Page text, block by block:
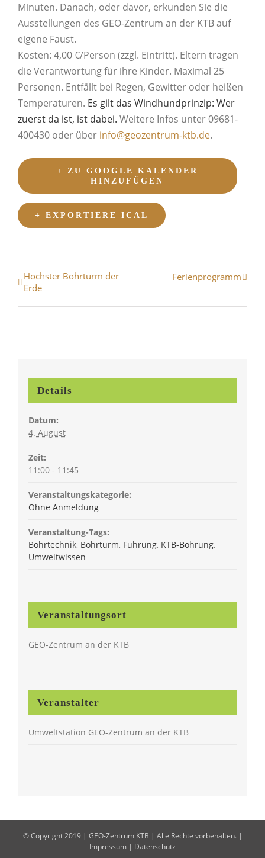
Minuten. Danach, oder davor, erkunden Sie die
Ausstellungen des GEO-Zentrum an der KTB auf
eigene Faust.
Kosten: 4,00 €/Person (zzgl. Eintritt). Eltern tragen
die Verantwortung für ihre Kinder. Maximal 25
Personen. Entfällt bei Regen, Gewitter oder heißen
Temperaturen. Es gilt das Windhundprinzip: Wer
zuerst da ist, ist dabei. Weitere Infos unter 09681-
400430 oder über info@geozentrum-ktb.de.
+ ZU GOOGLE KALENDER
HINZUFÜGEN
+ EXPORTIERE ICAL
Veranstaltung
Navigation
Höchster Bohrturm der
Erde
Ferienprogramm
Details
Datum:
4. August
Zeit:
11:00 - 11:45
Veranstaltungskategorie:
Ohne Anmeldung
Veranstaltung-Tags:
Bohrtechnik, Bohrturm, Führung, KTB-Bohrung,
Umweltwissen
Veranstaltungsort
GEO-Zentrum an der KTB
Veranstalter
Umweltstation GEO-Zentrum an der KTB
© Copyright 2019 | GEO-Zentrum KTB | Alle Rechte vorbehalten. |
Impressum | Datenschutz